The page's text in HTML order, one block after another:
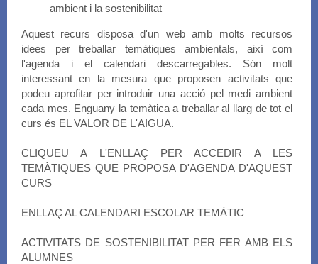
ambient i la sostenibilitat
Aquest recurs disposa d'un web amb molts recursos
idees per treballar temàtiques ambientals, així com
l'agenda i el calendari descarregables. Són molt
interessant en la mesura que proposen activitats que
podeu aprofitar per introduir una acció pel medi ambient
cada mes. Enguany la temàtica a treballar al llarg de tot el
curs és EL VALOR DE L'AIGUA.
CLIQUEU A L'ENLLAÇ PER ACCEDIR A LES
TEMÀTIQUES QUE PROPOSA D'AGENDA D'AQUEST
CURS
ENLLAÇ AL CALENDARI ESCOLAR TEMÀTIC
ACTIVITATS DE SOSTENIBILITAT PER FER AMB ELS
ALUMNES